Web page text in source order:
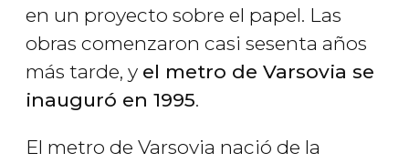
en un proyecto sobre el papel. Las
obras comenzaron casi sesenta años
más tarde, y el metro de Varsovia se
inauguró en 1995.
El metro de Varsovia nació de la